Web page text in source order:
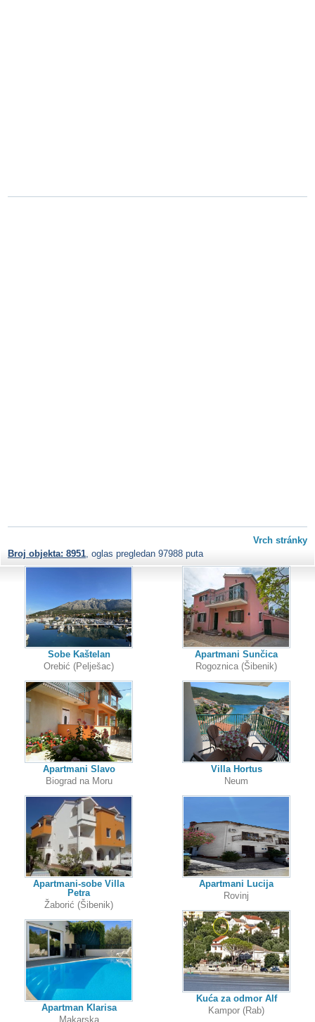
Vrch stránky
Broj objekta: 8951 , oglas pregledan 97988 puta
Sobe Kaštelan
Orebić (Pelješac)
Apartmani Slavo
Biograd na Moru
Apartmani-sobe Villa
Petra
Žaborić (Šibenik)
Apartman Klarisa
Makarska
Apartmani Sunčica
Rogoznica (Šibenik)
Villa Hortus
Neum
Apartmani Lucija
Rovinj
Kuća za odmor Alf
Kampor (Rab)